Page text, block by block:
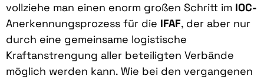
vollziehe man einen enorm großen Schritt im IOC-
Anerkennungsprozess für die IFAF, der aber nur
durch eine gemeinsame logistische
Kraftanstrengung aller beteiligten Verbände
möglich werden kann. Wie bei den vergangenen